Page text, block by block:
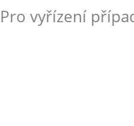
Pro vyřízení